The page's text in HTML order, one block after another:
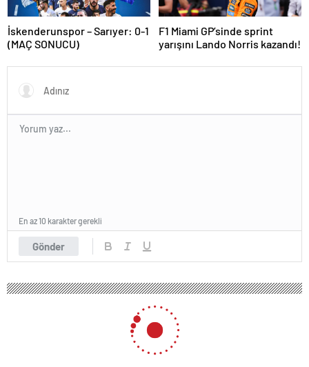
İskenderunspor – Sarıyer: 0-1
(MAÇ SONUCU)
F1 Miami GP’sinde sprint
yarışını Lando Norris kazandı!
Gönder
En az 10 karakter gerekli